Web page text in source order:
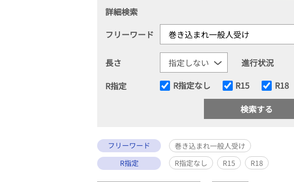
詳細検索
フリーワード
長さ
進行状況
R指定
R指定なし R15 R18
フリーワード
巻き込まれ一般人受け
R指定
R指定なし R15 R18